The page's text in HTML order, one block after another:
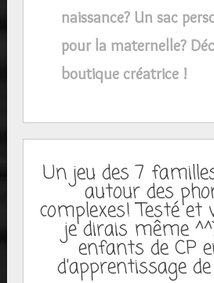
naissance? Un sac
pour la maternelle?
boutique créatrice !
Un jeu des 7
autour des
complexes! Testé et
je dirais même
enfants de CP
d'apprentissage